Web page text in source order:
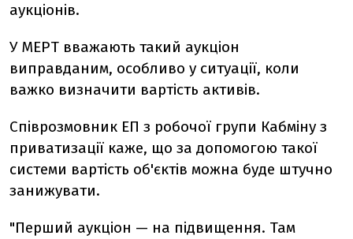
аукціонів.
У МЕРТ вважають такий аукціон
виправданим, особливо у ситуації, коли
важко визначити вартість активів.
Співрозмовник ЕП з робочої групи Кабміну з
приватизації каже, що за допомогою такої
системи вартість об'єктів можна буде штучно
занижувати.
"Перший аукціон — на підвищення. Там